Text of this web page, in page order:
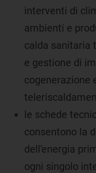
interventi di
ambienti e
calda sanitaria
e gestione di
cogenerazione
le schede
consentono la
dell'energia
ogni singolo